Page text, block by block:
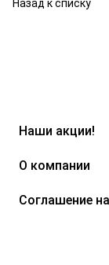
Назад к списку
Наши акции!
О компании
Соглашение